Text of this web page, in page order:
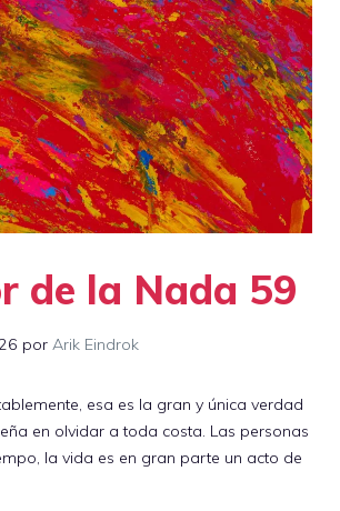
de la Nada 59
por Arik Eindrok
esa es la gran y única verdad
en olvidar a toda costa. Las personas
la vida es en gran parte un acto de